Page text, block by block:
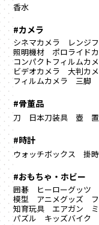
香水
#カメラ
シネマカメラ レンジ
照明機材
ポロライド
コンパクトフィルムカ
ビデオカメラ
大判カ
フィルムカメラ
三脚
#骨董品
刀 日本刀装具 壺
#時計
ウォッチボックス 掛
#おもちゃ・ホビー
囲碁 ヒーローグッツ
模型
アニメグッズ
知育玩具
エアガン
パズル
キッズバイク